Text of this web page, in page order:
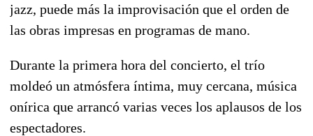
jazz, puede más la improvisación que el orden de
las obras impresas en programas de mano.
Durante la primera hora del concierto, el trío
moldeó un atmósfera íntima, muy cercana, música
onírica que arrancó varias veces los aplausos de los
espectadores.